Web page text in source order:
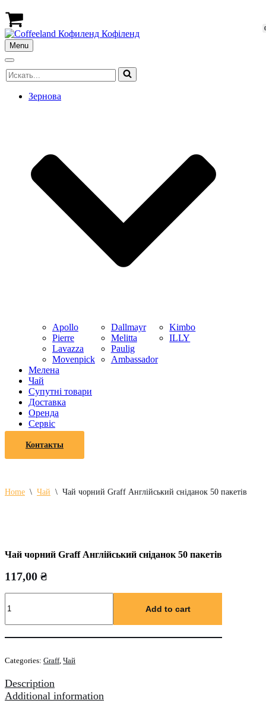
Кошик
Menu
Меню
Меню
навігації
Шукати...
Зернова
Apollo
Pierre
Lavazza
Movenpick
Dallmayr
Melitta
Paulig
Ambassador
Kimbo
ILLY
Мелена
Чай
Супутні товари
Доставка
Оренда
Cервіс
Контакты
Home \ Чай \ Чай чорний Graff Англійський сніданок 50 пакетів
Чай чорний Graff Англійський сніданок 50 пакетів
117,00 ₴
чорний
сніданок
пакетів
Add to cart
Categories: Graff, Чай
Description
Additional information